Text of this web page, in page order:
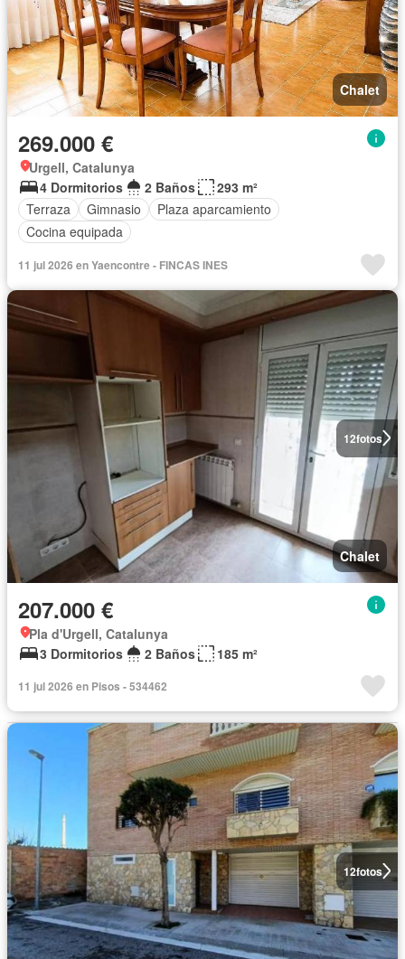
Chalet
269.000 €
Urgell, Catalunya
4 Dormitorios
2 Baños
293 m²
Terraza
Gimnasio
Plaza aparcamiento
Cocina equipada
11 jul 2026 en Yaencontre - FINCAS INES
12fotos
Chalet
207.000 €
Pla d'Urgell, Catalunya
3 Dormitorios
2 Baños 185 m²
11 jul 2026 en Pisos - 534462
12fotos